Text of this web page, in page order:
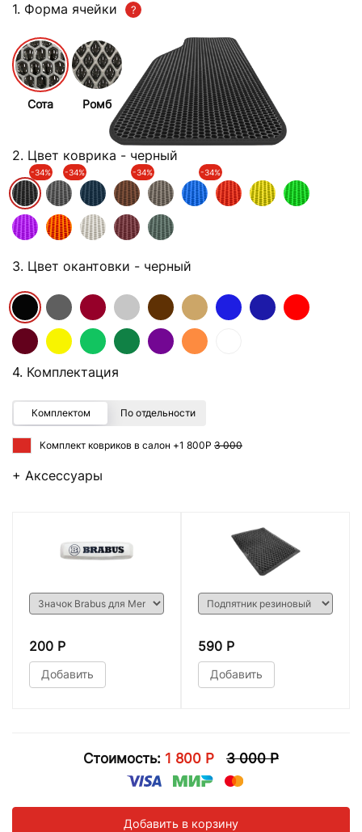
1. Форма ячейки
Сота Ромб
2. Цвет коврика - черный
-34% -34% -34% -34%
3. Цвет окантовки - черный
4. Комплектация
Комплектом По отдельности
Комплект ковриков в салон +1 800Р 3 000
+ Аксессуары
200 Р
Добавить
590 Р
Добавить
Стоимость: 1 800 Р 3 000 Р
Добавить в корзину